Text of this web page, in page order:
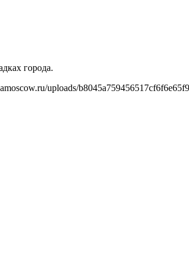
города.
uploads/